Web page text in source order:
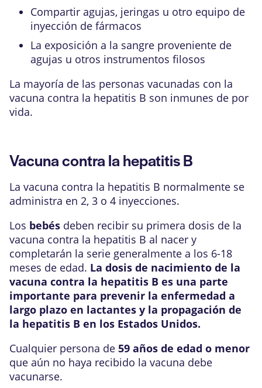
Compartir agujas, jeringas u otro equipo de
inyección de fármacos
La exposición a la sangre proveniente de
agujas u otros instrumentos filosos
La mayoría de las personas vacunadas con la
vacuna contra la hepatitis B son inmunes de por
vida.
Vacuna contra la hepatitis B
La vacuna contra la hepatitis B normalmente se
administra en 2, 3 o 4 inyecciones.
Los bebés deben recibir su primera dosis de la
vacuna contra la hepatitis B al nacer y
completarán la serie generalmente a los 6-18
meses de edad. La dosis de nacimiento de la
vacuna contra la hepatitis B es una parte
importante para prevenir la enfermedad a
largo plazo en lactantes y la propagación de
la hepatitis B en los Estados Unidos.
Cualquier persona de 59 años de edad o menor
que aún no haya recibido la vacuna debe
vacunarse.